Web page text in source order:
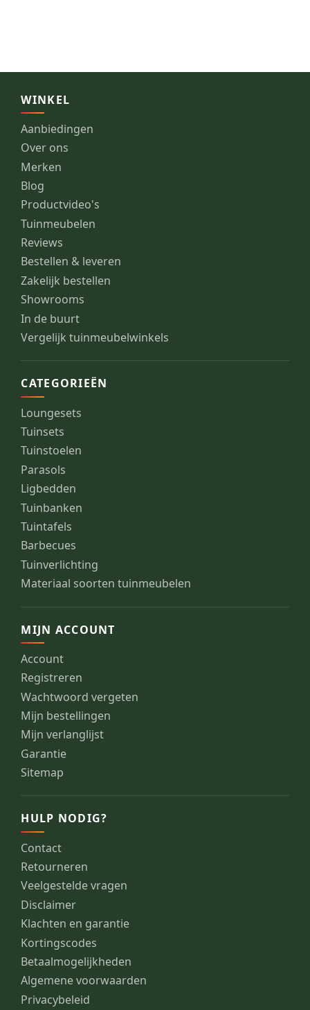
WINKEL
Aanbiedingen
Over ons
Merken
Blog
Productvideo's
Tuinmeubelen
Reviews
Bestellen & leveren
Zakelijk bestellen
Showrooms
In de buurt
Vergelijk tuinmeubelwinkels
CATEGORIEËN
Loungesets
Tuinsets
Tuinstoelen
Parasols
Ligbedden
Tuinbanken
Tuintafels
Barbecues
Tuinverlichting
Materiaal soorten tuinmeubelen
MIJN ACCOUNT
Account
Registreren
Wachtwoord vergeten
Mijn bestellingen
Mijn verlanglijst
Garantie
Sitemap
HULP NODIG?
Contact
Retourneren
Veelgestelde vragen
Disclaimer
Klachten en garantie
Kortingscodes
Betaalmogelijkheden
Algemene voorwaarden
Privacybeleid